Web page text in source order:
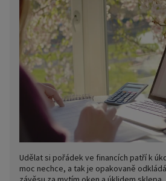
Udělat si pořádek ve financích patří k
moc nechce, a tak je opakovaně